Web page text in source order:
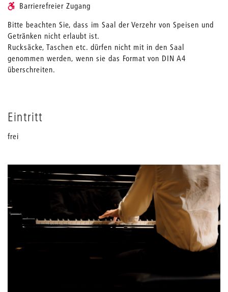
Barrierefreier Zugang
Bitte beachten Sie, dass im Saal der Verzehr von Speisen und
Getränken nicht erlaubt ist.
Rucksäcke, Taschen etc. dürfen nicht mit in den Saal
genommen werden, wenn sie das Format von DIN A4
überschreiten.
Eintritt
frei